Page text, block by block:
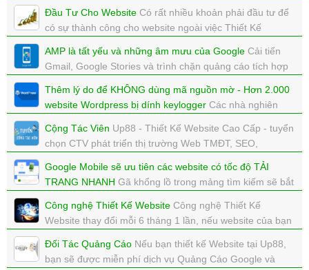
Đầu Tư Cho Website Có rất nhiều khoản phải đầu tư để
có sự thành công cho website ngoài việc Thiết Kế
xem: 5355 | cập nhật: 20/02/2018 11:40
AMP là tất yếu và những âm mưu của Google Cải tiến
Gmail, Google Stories và trình chặn quảng cáo tích hợp
trong tuần này với cùng một mục đích.
xem: 5216 | cập nhật: 17/02/2018 19:16
Thêm lý do để KHÔNG dùng mã nguồn mờ - Hơn 2.000
website Wordpress bị dính keylogger Các nhà nghiên
2.000 website sử dụng hệ thống quản lý nội dung mã
nguồn mở Wordpress hiện đang bị nhiễm một loại
malware
xem: 3487 | cập nhật: 31/01/2018 12:39
Cộng Tác Viên Up88 - Thiết Kế Website Cao Cấp - tuyển
chọn CTV phát triển thị trường Web TMĐT, SEO,
xem: 6651 | cập nhật: 31/01/2018 12:05
Google Mobile sẽ ưu tiên các website có tốc độ TẢI
TRANG NHANH Gã khổng lồ trong mảng tìm kiếm sẽ bắt
quyết định thứ tự kết quả tìm kiếm được hiển thị trên các
thiết bị di động.
xem: 6615 | cập nhật: 29/01/2018 14:41
Công nghệ Thiết Kế Website Công nghệ Thiết Kế
Website thay đổi mỗi 6 tháng 1 lần, nếu website của bạn
xem: 7561 | cập nhật: 29/01/2018 14:40
Đối Tác Quảng Cáo Nếu bạn thiết kế Website tại Up88,
bạn sẽ được miễn phí dịch vụ Quảng Cáo Google và